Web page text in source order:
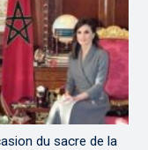
du sacre de la